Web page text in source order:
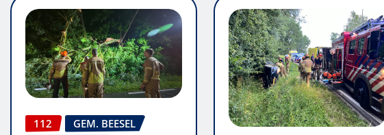
112
GEM. BEESEL